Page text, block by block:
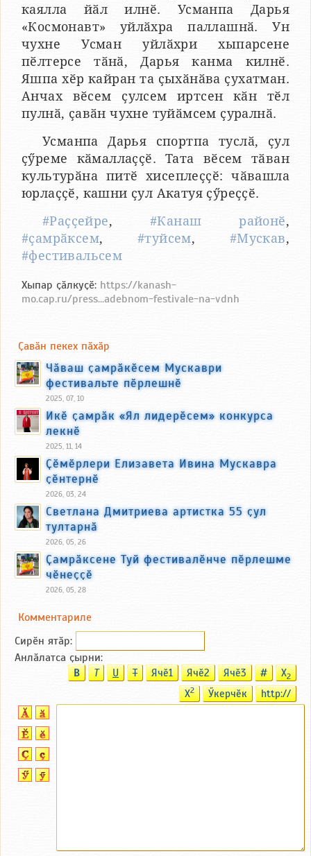
каялла йӑл илнӗ. Усманпа Дарья
«Космонавт» уйлӑхра паллашнӑ. Ун
чухне Усман уйлӑхри хыпарсене
пӗлтерсе тӑнӑ, Дарья канма килнӗ.
Яшпа хӗр кайран та ҫыхӑнӑва ҫухатман.
Анчах вӗсем ҫулсем иртсен кӑн тӗл
пулнӑ, ҫавӑн чухне туйӑмсем ҫуралнӑ.
Усманпа Дарья спортпа туслӑ, ҫул
ҫӳреме кӑмаллаҫҫӗ. Тата вӗсем тӑван
культурӑна питӗ хисеплеҫҫӗ: чӑвашла
юрлаҫҫӗ, кашни ҫул Акатуя ҫӳреҫҫӗ.
#Раҫҫейре, #Канаш районӗ,
#ҫамрӑксем, #туйсем, #Мускав,
#фестивальсем
Хыпар ҫӑлкуҫӗ: https://kanash-
mo.cap.ru/press...adebnom-festivale-na-vdnh
Ҫавӑн пекех пӑхӑр
Чӑваш ҫамрӑкӗсем Мускаври
фестивальте пӗрлешнӗ
2025, 07, 10
Икӗ ҫамрӑк «Ял лидерӗсем» конкурса
лекнӗ
2025, 11, 14
Ҫӗмӗрлери Елизавета Ивина Мускавра
ҫӗнтернӗ
2026, 03, 24
Светлана Дмитриева артистка 55 ҫул
тултарнӑ
2026, 05, 26
Ҫамрӑксене Туй фестивалӗнче пӗрлешме
чӗнеҫҫӗ
2026, 05, 28
Комментариле
Сирӗн ятӑp:
Анлӑлатса ҫырни:
B T U T Ячӗ1 Ячӗ2 Ячӗ3 # X2
X2 Ӳкерчӗк http://